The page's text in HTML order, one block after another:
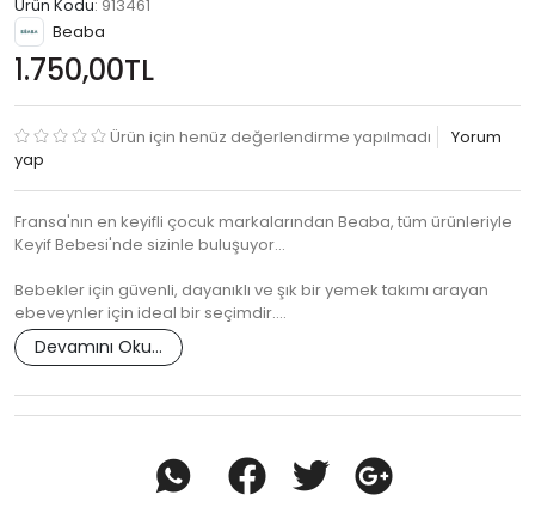
Ürün Kodu: 913461
Beaba
1.750,00TL
Ürün için henüz değerlendirme yapılmadı
Yorum
yap
Fransa'nın en keyifli çocuk markalarından Beaba, tüm ürünleriyle
Keyif Bebesi'nde sizinle buluşuyor...
Bebekler için güvenli, dayanıklı ve şık bir yemek takımı arayan
ebeveynler için ideal bir seçimdir.…
Devamını Oku...